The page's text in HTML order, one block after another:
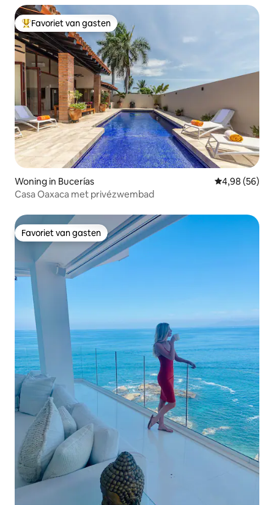
Topfavoriet van gasten
Favoriet van gasten
Woning in Bucerías Gemiddelde
4,98 (56)
Casa Oaxaca met privézwembad
Favoriet van gasten
Favoriet van gasten